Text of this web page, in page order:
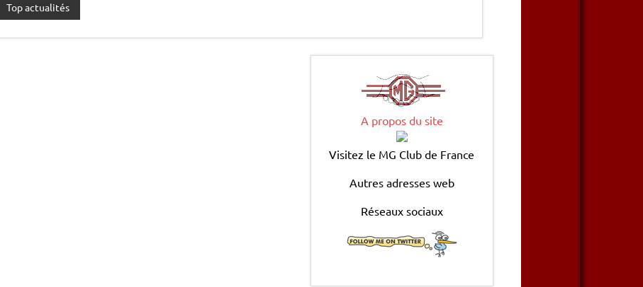
Top actualités
A propos du site
Visitez le MG Club de France
Autres adresses web
Réseaux sociaux